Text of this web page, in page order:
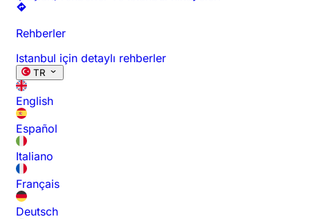
Rehberler
Istanbul için detaylı rehberler
TR
English
Español
Italiano
Français
Deutsch